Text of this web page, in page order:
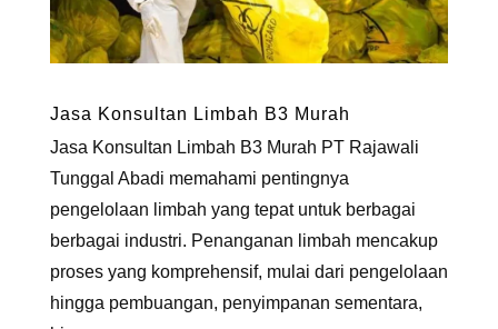
Jasa Konsultan Limbah B3 Murah
Jasa Konsultan Limbah B3 Murah PT Rajawali
Tunggal Abadi memahami pentingnya
pengelolaan limbah yang tepat untuk berbagai
berbagai industri. Penanganan limbah mencakup
proses yang komprehensif, mulai dari pengelolaan
hingga pembuangan, penyimpanan sementara,